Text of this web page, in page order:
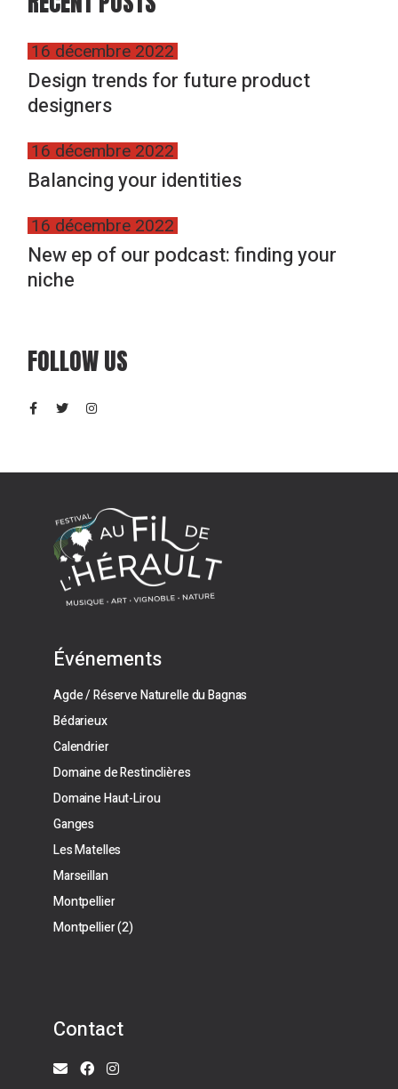
16 décembre 2022
Design trends for future product
designers
16 décembre 2022
Balancing your identities
16 décembre 2022
New ep of our podcast: finding your
niche
FOLLOW US
Événements
Agde / Réserve Naturelle du Bagnas
Bédarieux
Calendrier
Domaine de Restinclières
Domaine Haut-Lirou
Ganges
Les Matelles
Marseillan
Montpellier
Montpellier (2)
Contact